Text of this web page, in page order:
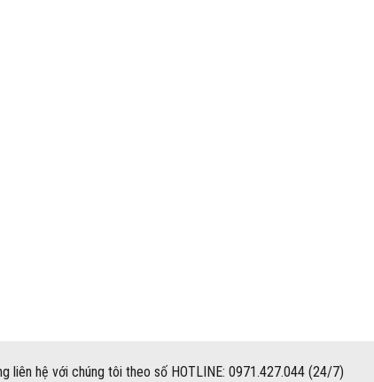
liên hệ với chúng tôi theo số HOTLINE: 0971.427.044 (24/7)